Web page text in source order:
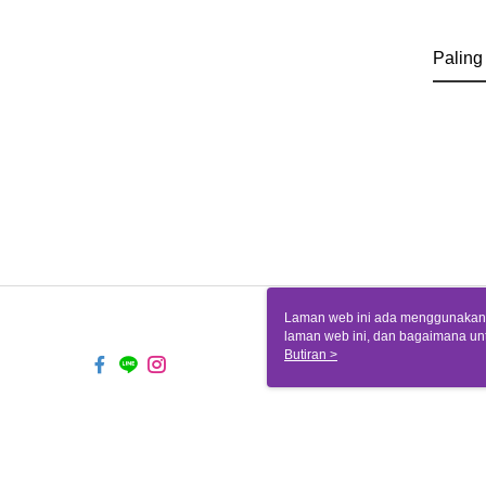
Laman web ini ada
laman web ini, dan bagaimana
komputer anda, sila rujuk
komputer anda. Jika anda tidak
Butiran >